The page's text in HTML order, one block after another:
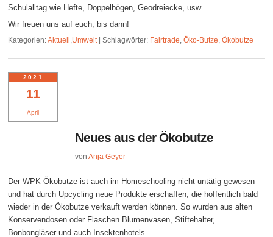
Schulalltag wie Hefte, Doppelbögen, Geodreiecke, usw.
Wir freuen uns auf euch, bis dann!
Kategorien:Aktuell Umwelt |Schlagwörter: Fairtrade ,Öko-Butze ,Ökobutze
11
April
2021
Neues aus der Ökobutze
vonAnja Geyer
Der WPK Ökobutze ist auch im Homeschooling nicht untätig gewesen
und hat durch Upcycling neue Produkte erschaffen, die hoffentlich bald
wieder in der Ökobutze verkauft werden können. So wurden aus alten
Konservendosen oder Flaschen Blumenvasen, Stiftehalter,
Bonbongläser und auch Insektenhotels.